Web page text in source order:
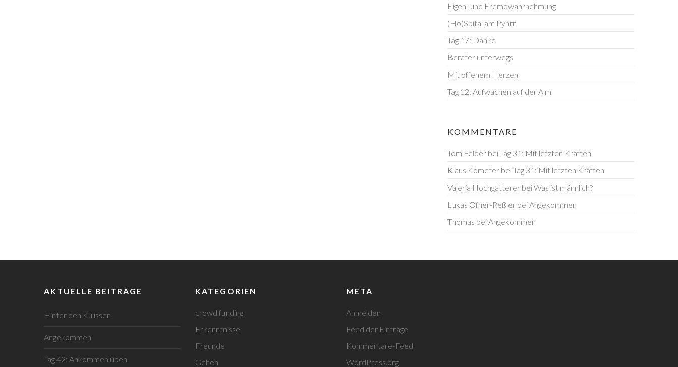
Eigen- und Fremdwahrnehmung
(Ho)Spital am Pyhrn
Tag 17: Danke
Berater unterwegs
Mit offenem Herzen
Tag 12: Aufwachen auf der Alm
KOMMENTARE
Tom FelderbeiTag 31: Mit letzten Kräften
Klaus KometerbeiTag 31: Mit letzten Kräften
Valeria HochgattererbeiWas ist männlich?
Lukas Ofner-ReßlerbeiAngekommen
Thomas beiAngekommen
AKTUELLE BEITRÄGE
Hinter den Kulissen
Angekommen
Tag 42: Ankommen üben
KATEGORIEN
crowd funding
Erkenntnisse
Freunde
Gehen
META
Anmelden
Feed der Einträge
Kommentare-Feed
WordPress.org